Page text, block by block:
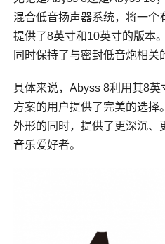
混合低音扬声器系统，将一
提供了8英寸和10英寸的版本
同时保持了与密封低音炮相关
具体来说，Abyss 8利用其8
方案的用户提供了完美的选
外形的同时，提供了更深沉、
音乐爱好者。